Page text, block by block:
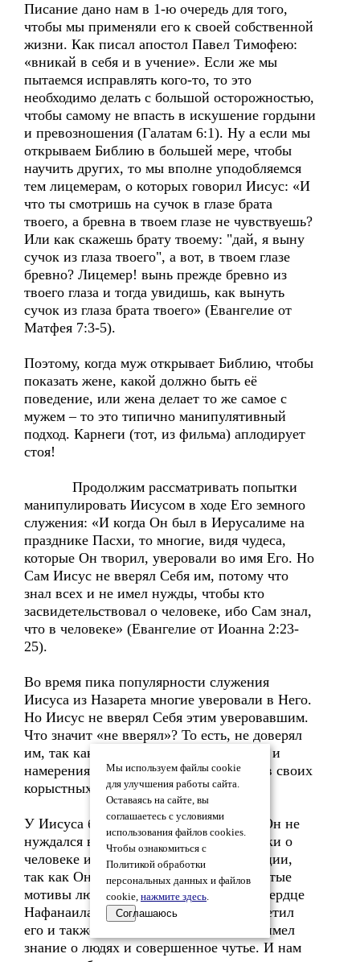
Писание дано нам в 1-ю очередь для того,
чтобы мы применяли его к своей собственной
жизни. Как писал апостол Павел Тимофею:
«вникай в себя и в учение». Если же мы
пытаемся исправлять кого-то, то это
необходимо делать с большой осторожностью,
чтобы самому не впасть в искушение гордыни
и превозношения (Галатам 6:1). Ну а если мы
открываем Библию в большей мере, чтобы
научить других, то мы вполне уподобляемся
тем лицемерам, о которых говорил Иисус: «И
что ты смотришь на сучок в глазе брата
твоего, а бревна в твоем глазе не чувствуешь?
Или как скажешь брату твоему: "дай, я выну
сучок из глаза твоего", а вот, в твоем глазе
бревно? Лицемер! вынь прежде бревно из
твоего глаза и тогда увидишь, как вынуть
сучок из глаза брата твоего» (Евангелие от
Матфея 7:3-5).
Поэтому, когда муж открывает Библию, чтобы
показать жене, какой должно быть её
поведение, или жена делает то же самое с
мужем – то это типично манипулятивный
подход. Карнеги (тот, из фильма) аплодирует
стоя!
Продолжим рассматривать попытки
манипулировать Иисусом в ходе Его земного
служения: «И когда Он был в Иерусалиме на
празднике Пасхи, то многие, видя чудеса,
которые Он творил, уверовали во имя Его. Но
Сам Иисус не вверял Себя им, потому что
знал всех и не имел нужды, чтобы кто
засвидетельствовал о человеке, ибо Сам знал,
что в человеке» (Евангелие от Иоанна 2:23-
25).
Во время пика популярности служения
Иисуса из Назарета многие уверовали в Него.
Но Иисус не вверял Себя этим уверовавшим.
Что значит «не вверял»? То есть, не доверял
им, так как видел их неверные мотивы и
намерения использовать Его (Иисуса) в своих
корыстных целях.
У Иисуса было духовное различение, Он не
нуждался в том, чтобы наводить справки о
человеке и получать чьи-то рекомендации,
так как Он сам мог распознавать нечистые
мотивы людей. Например, Он увидел сердце
Нафанаила, когда только впервые встретил
его и также и в других случаях Иисус имел
знание о людях и совершенное чутье. И нам
Мы используем файлы cookie
для улучшения работы сайта.
Оставаясь на сайте, вы
соглашаетесь с условиями
использования файлов cookies.
Чтобы ознакомиться с
Политикой обработки
персональных данных и файлов
cookie, нажмите здесь.
Соглашаюсь